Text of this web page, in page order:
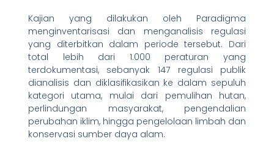
Kajian yang dilakukan oleh Paradigma
menginventarisasi dan menganalisis regulasi
yang diterbitkan dalam periode tersebut. Dari
total lebih dari 1.000 peraturan yang
terdokumentasi, sebanyak 147 regulasi publik
dianalisis dan diklasifikasikan ke dalam sepuluh
kategori utama, mulai dari pemulihan hutan,
perlindungan masyarakat, pengendalian
perubahan iklim, hingga pengelolaan limbah dan
konservasi sumber daya alam.